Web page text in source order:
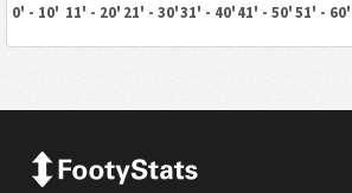
0' - 10' 11' - 20' 21' - 30'31' - 40'41' - 50'51' - 60'